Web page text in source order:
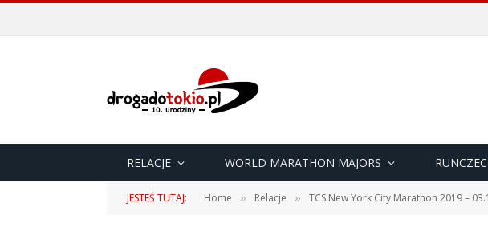
RELACJE WORLD MARATHON MAJORS
JESTEŚ TUTAJ: Home » Relacje » TCS New York City Marathon 2019 –